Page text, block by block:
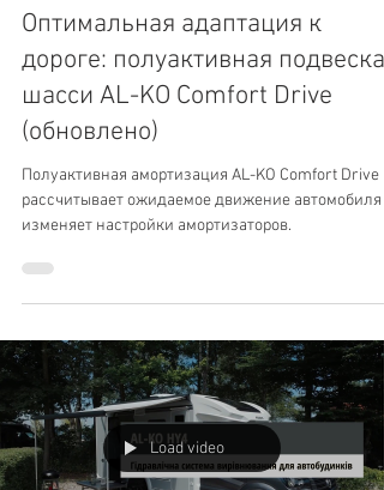
Оптимальная адаптация к
дороге: полуактивная подвеска
шасси AL-KO Comfort Drive
(обновлено)
Полуактивная амортизация AL-KO Comfort Drive
рассчитывает ожидаемое движение автомобиля и
изменяет настройки амортизаторов.
Load video